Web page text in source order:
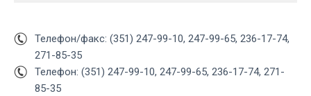
Телефон/факс: (351) 247-99-10, 247-99-65, 236-17-74,
271-85-35
Телефон: (351) 247-99-10, 247-99-65, 236-17-74, 271-
85-35